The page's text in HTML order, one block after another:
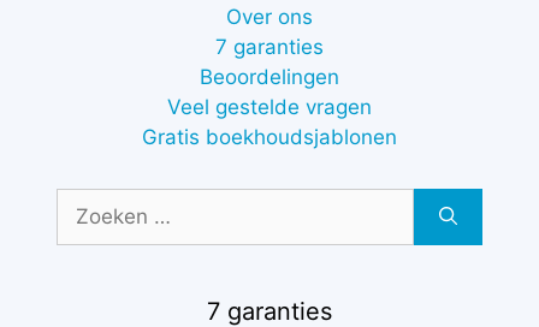
Over ons
7 garanties
Beoordelingen
Veel gestelde vragen
Gratis boekhoudsjablonen
naar:
7 garanties